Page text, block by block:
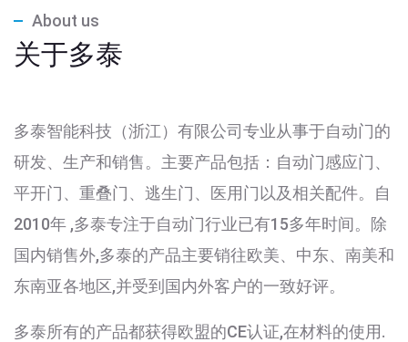
About us
关于多泰
多泰智能科技（浙江）有限公司专业从事于自动门的
研发、生产和销售。主要产品包括：自动门感应门、
平开门、重叠门、逃生门、医用门以及相关配件。自
2010年 ,多泰专注于自动门行业已有15多年时间。除
国内销售外,多泰的产品主要销往欧美、中东、南美和
东南亚各地区,并受到国内外客户的一致好评。
多泰所有的产品都获得欧盟的CE认证,在材料的使用.